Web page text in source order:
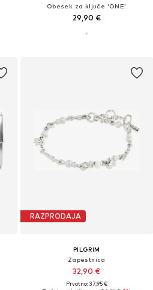
Obesek za ključe 'ONE'
29,90 €
RAZPRODAJA
PILGRIM
Zapestnica
32,90 €
Prvotno: 37,95 €